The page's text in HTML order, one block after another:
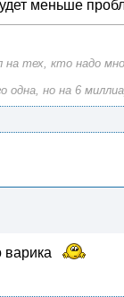
меньше
на тех, кто надо
одна, но на 6
варика